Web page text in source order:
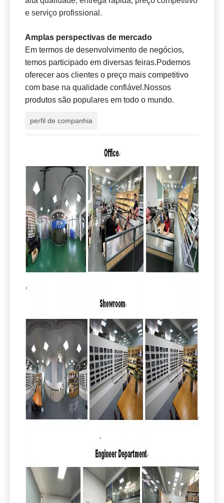
entrega.Somos capazes de atender com
sucesso às necessidades dos mercados
qualidade, confiabilidade, pontualidade na
entrega e os mais altos padrões de serviços.
Serviços profissionais
Temos uma equipe profissional de P&D e somos
capazes de processar pedidos OEM/ODM e
fornecer séries de eletrônicos automotivos com
Amplas perspectivas de mercado
Em termos de desenvolvimento de negócios,
temos participado em diversas feiras.Podemos
oferecer aos clientes o preço mais competitivo
com base na qualidade confiável.Nossos
produtos são populares em todo o mundo.
perfil de companhia